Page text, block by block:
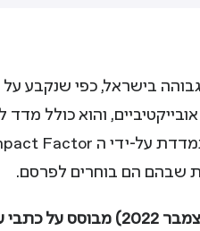
בישראל, כפי שנקבע על
והוא כולל
שבהם הם בוחרים לפרסם.
הבאים: